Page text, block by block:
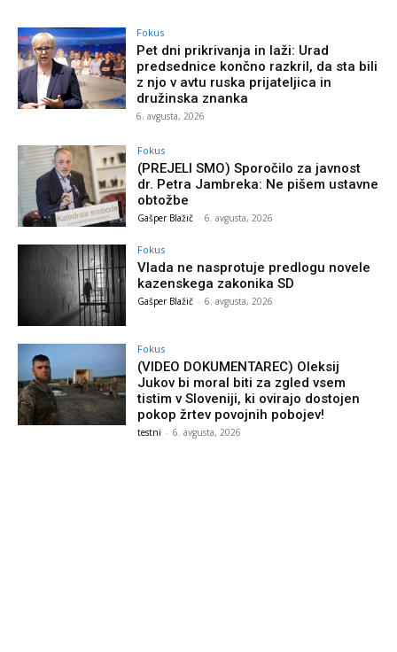
Fokus
Pet dni prikrivanja in laži: Urad
predsednice končno razkril, da sta bili
z njo v avtu ruska prijateljica in
družinska znanka
6. avgusta, 2026
Fokus
(PREJELI SMO) Sporočilo za javnost
dr. Petra Jambreka: Ne pišem ustavne
obtožbe
Gašper Blažič - 6. avgusta, 2026
Fokus
Vlada ne nasprotuje predlogu novele
kazenskega zakonika SD
Gašper Blažič - 6. avgusta, 2026
Fokus
(VIDEO DOKUMENTAREC) Oleksij
Jukov bi moral biti za zgled vsem
tistim v Sloveniji, ki ovirajo dostojen
pokop žrtev povojnih pobojev!
testni - 6. avgusta, 2026